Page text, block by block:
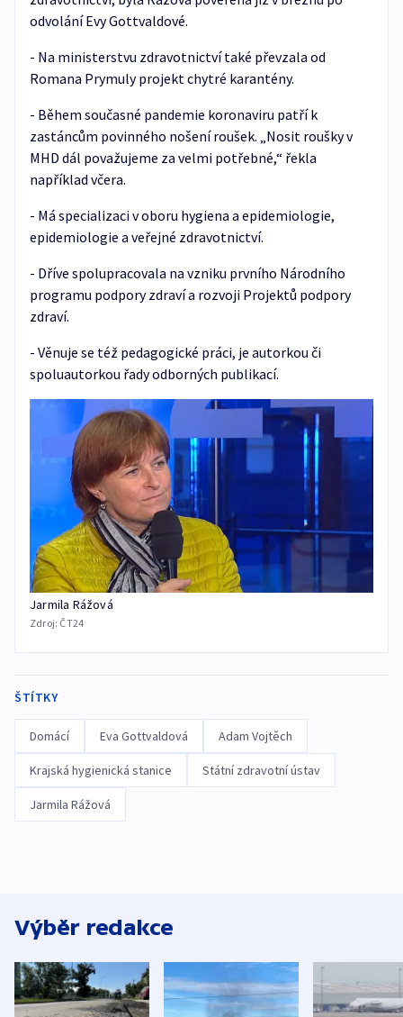
odvolání Evy Gottvaldové.
- Na ministerstvu zdravotnictví také převzala od
Romana Prymuly projekt chytré karantény.
- Během současné pandemie koronaviru patří k
zastáncům povinného nošení roušek. „Nosit roušky v
MHD dál považujeme za velmi potřebné,“ řekla
například včera.
- Má specializaci v oboru hygiena a epidemiologie,
epidemiologie a veřejné zdravotnictví.
- Dříve spolupracovala na vzniku prvního Národního
programu podpory zdraví a rozvoji Projektů podpory
zdraví.
- Věnuje se též pedagogické práci, je autorkou či
spoluautorkou řady odborných publikací.
Jarmila Rážová
Zdroj: ČT24
ŠTÍTKY
Domácí Eva Gottvaldová Adam Vojtěch
Krajská hygienická stanice Státní zdravotní ústav
Jarmila Rážová
Výběr redakce